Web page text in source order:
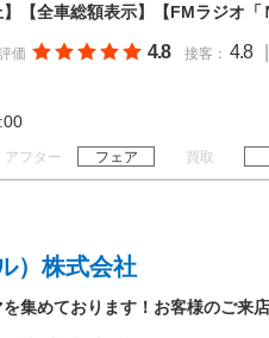
】【全車総額表示】【FMラジオ「
価 4.8 接客： 4.8
アフター フェア 買取
）株式会社
を集めております！お客様のご来